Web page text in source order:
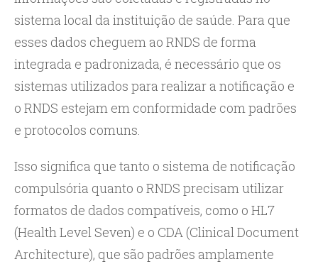
sistema local da instituição de saúde. Para que
esses dados cheguem ao RNDS de forma
integrada e padronizada, é necessário que os
sistemas utilizados para realizar a notificação e
o RNDS estejam em conformidade com padrões
e protocolos comuns.
Isso significa que tanto o sistema de notificação
compulsória quanto o RNDS precisam utilizar
formatos de dados compatíveis, como o HL7
(Health Level Seven) e o CDA (Clinical Document
Architecture), que são padrões amplamente